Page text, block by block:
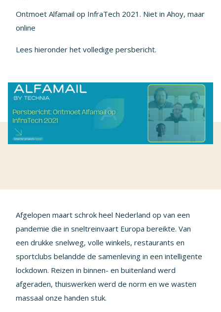
Ontmoet Alfamail op InfraTech 2021. Niet in Ahoy, maar
online
Lees hieronder het volledige persbericht.
Afgelopen maart schrok heel Nederland op van een
pandemie die in sneltreinvaart Europa bereikte. Van
een drukke snelweg, volle winkels, restaurants en
sportclubs belandde de samenleving in een intelligente
lockdown. Reizen in binnen- en buitenland werd
afgeraden, thuiswerken werd de norm en we wasten
massaal onze handen stuk.